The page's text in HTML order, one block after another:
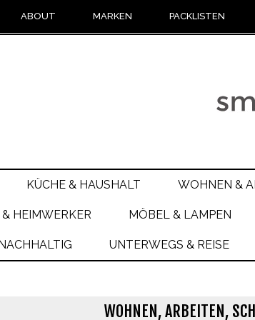
ABOUT MARKEN PACKLISTEN
KÜCHE & HAUSHALT WOHNEN &
HEIMWERKER MÖBEL & LAMPEN
UNTERWEGS & REISE
WOHNEN, ARBEITEN,